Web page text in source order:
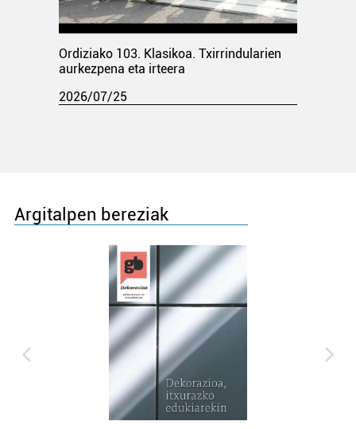
Ordiziako 103. Klasikoa. Txirrindularien
aurkezpena eta irteera
2026/07/25
Argitalpen bereziak